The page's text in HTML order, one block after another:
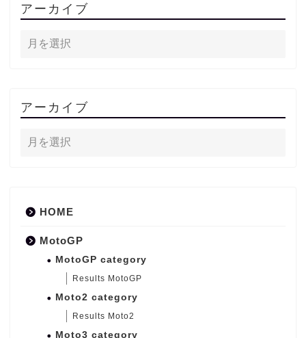
アーカイブ
アーカイブ
HOME
MotoGP
MotoGP category
Results MotoGP
Moto2 category
Results Moto2
Moto3 category